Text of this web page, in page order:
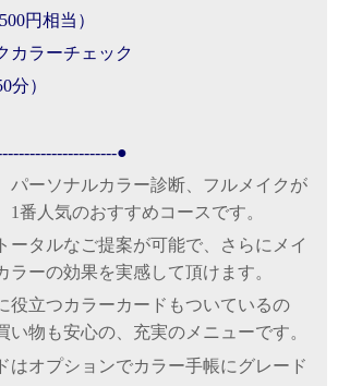
円相当）
カラーチェック
）
●
パーソナルカラー診断、フルメイクが
1番人気のおすすめコースです。
ータルなご提案が可能で、さらにメイ
ラーの効果を実感して頂けます。
役立つカラーカードもついているの
い物も安心の、充実のメニューです。
はオプションでカラー手帳にグレード